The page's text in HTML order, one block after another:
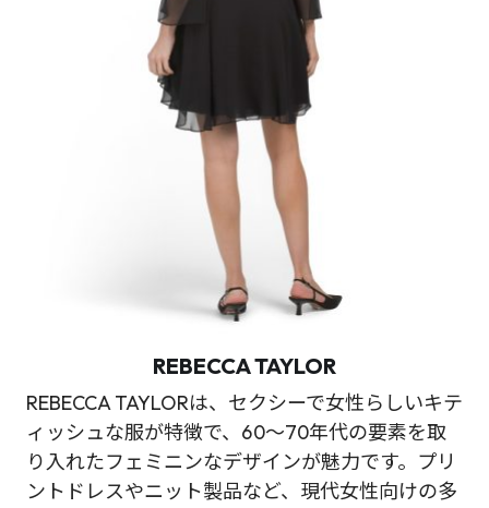
REBECCA TAYLOR
REBECCA TAYLORは、セクシーで女性らしいキテ
ィッシュな服が特徴で、60～70年代の要素を取
り入れたフェミニンなデザインが魅力です。プリ
ントドレスやニット製品など、現代女性向けの多